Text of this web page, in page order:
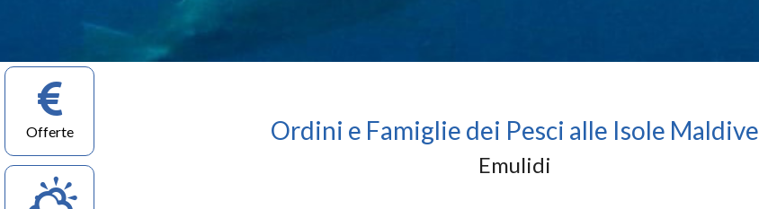
Offerte Ordini e Famiglie dei Pesci alle Isole Maldive
Emulidi